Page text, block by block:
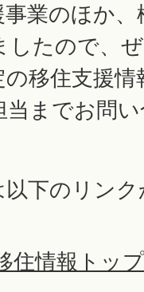
業のほか
したので、
の移住支援
当までお問
下のリン
住情報トッ